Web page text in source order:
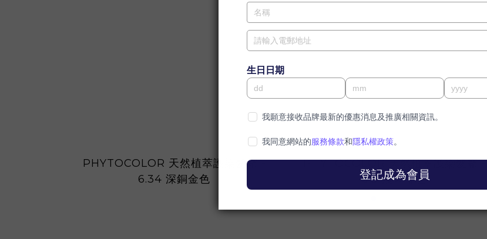
PHYTOCOLOR 天然植萃護染髮霜 -
6.34 深銅金色
PHYTOCOLOR 天然植萃護染髮霜 -
5.3 淺金啡色